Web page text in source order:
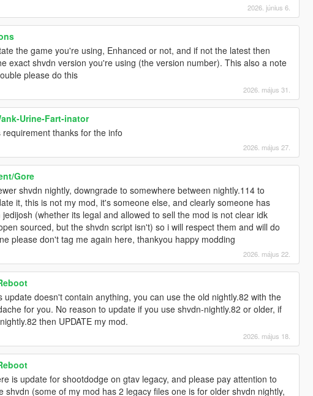
2026. június 6.
the game you're using, Enhanced or not, and if not the latest then
exact shvdn version you're using (the version number). This also a note
please do this
2026. május 31.
Urine-Fart-inator
thanks for the info
2026. május 27.
Gore
shvdn nightly, downgrade to somewhere between nightly.114 to
it, this is not my mod, it's someone else, and clearly someone has
(whether its legal and allowed to sell the mod is not clear idk
sourced, but the shvdn script isn't) so i will respect them and will do
please don't tag me again here, thankyou happy modding
2026. május 22.
update doesn't contain anything, you can use the old nightly.82 with the
for you. No reason to update if you use shvdn-nightly.82 or older, if
then UPDATE my mod.
2026. május 18.
is update for shootdodge on gtav legacy, and please pay attention to
shvdn (some of my mod has 2 legacy files one is for older shvdn nightly,